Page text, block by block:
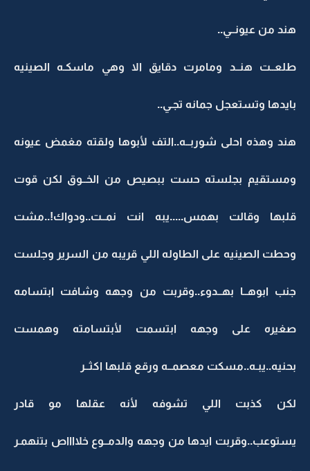
هند من عيونــي..
طلعــت هنــد ومامرت دقايق الا وهي ماسكـه الصينيه
بايدها وتستعجل جمانه تجـي..
هند وهذه احلى شوربــه..التف لأبوها ولقته مغمض عيونه
ومستقيم بجلسته حست ببصيص من الخــوق لكن قوت
قلبها وقالت بهمس.....يبه انت نمــت..ودواك!..مشت
وحطت الصينيه على الطاوله اللي قريبه من السرير وجلست
جنب ابوهــا بهــدوء..وقربت من وجهه وشافت ابتسامه
صغيره على وجهه ابتسمت لأبتسامته وهمست
بحنيه..يبـه..مسكت معصمــه ورقع قلبها اكثــر
لكن كذبت اللي تشوفه لأنه عقلها مو قادر
يستوعب..وقربت ايدها من وجهه والدمــوع خلااااص بتنهمـر